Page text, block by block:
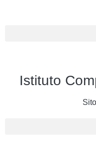
Istituto